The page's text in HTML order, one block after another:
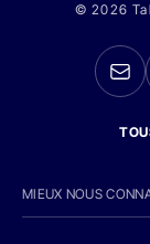
© 2026
MIEUX NOUS